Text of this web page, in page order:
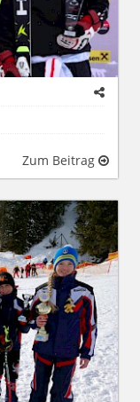
Zum Beitrag